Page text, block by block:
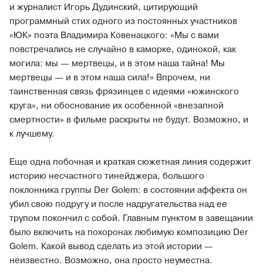
и журналист Игорь Дудинский, цитирующий
программный стих одного из постоянных участников
«ЮК» поэта Владимира Ковенацкого: «Мы с вами
повстречались не случайно в каморке, одинокой, как
могила: мы — мертвецы, и в этом наша тайна! Мы
мертвецы — и в этом наша сила!» Впрочем, ни
таинственная связь фрязинцев с идеями «южинского
круга», ни обоснование их особенной «внезапной
смертности» в фильме раскрыты не будут. Возможно, и
к лучшему.
Еще одна побочная и краткая сюжетная линия содержит
историю несчастного тинейджера, большого
поклонника группы Der Golem: в состоянии аффекта он
убил свою подругу и после надругательства над ее
трупом покончил с собой. Главным пунктом в завещании
было включить на похоронах любимую композицию Der
Golem. Какой вывод сделать из этой истории —
неизвестно. Возможно, она просто неуместна.